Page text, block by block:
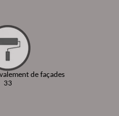
de façades
33